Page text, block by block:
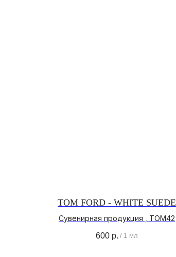
TOM FORD - WHITE SUEDE
Сувенирная продукция , TOM42
600 р. / 1 мл